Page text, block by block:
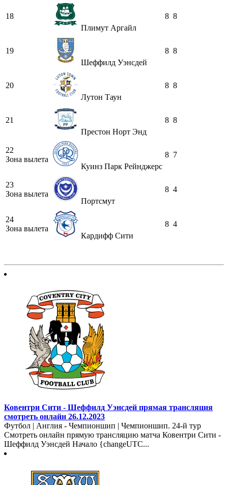
18
Плимут Аргайл
8 8
19
Шеффилд Уэнсдей
8 8
20
Лутон Таун
8 8
21
Престон Норт Энд
8 8
22
Зона вылета
Куинз Парк Рейнджерс
8 7
23
Зона вылета
Портсмут
8 4
24
Зона вылета
Кардифф Сити
8 4
Ковентри Сити - Шеффилд Уэнсдей прямая трансляция
смотреть онлайн 26.12.2023
Футбол | Англия - Чемпионшип | Чемпионшип. 24-й тур
Смотреть онлайн прямую трансляцию матча Ковентри Сити -
Шеффилд Уэнсдей Начало {changeUTC...